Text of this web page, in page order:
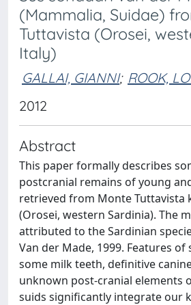
(Mammalia, Suidae)
Tuttavista (Orosei,
Italy)
GALLAI, GIANNI; ROOK,
2012
Abstract
This paper formally describes
postcranial remains of young
retrieved from Monte Tuttavista
(Orosei, western Sardinia). The
attributed to the Sardinian
Van der Made, 1999. Features of
some milk teeth, definitive
unknown post-cranial elements
suids significantly integrate our